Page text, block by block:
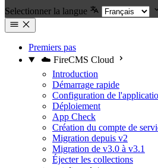
Selectionner la langue
Premiers pas
☁️ FireCMS Cloud
Introduction
Démarrage rapide
Configuration de
Déploiement
App Check
Création du compte de
Migration depuis v2
Migration de v3.0 à v3.1
Éjecter les collections